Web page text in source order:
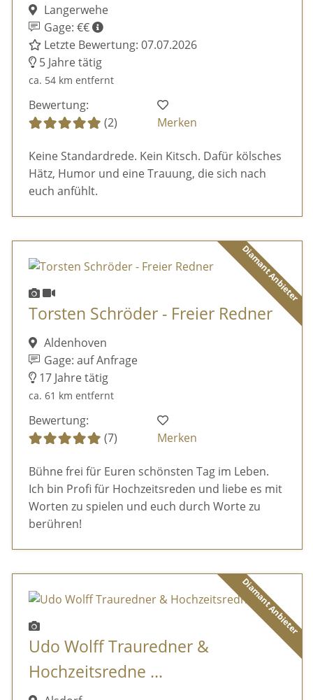
Langerwehe
Gage: €€
Letzte Bewertung: 07.07.2026
5 Jahre tätig
ca. 54 km entfernt
Bewertung:
(2)
Merken
Keine Standardrede. Kein Kitsch. Dafür kölsches
Hätz, Humor und eine Trauung, die sich nach
euch anfühlt.
Diamant Anbieter
Torsten Schröder - Freier Redner
Aldenhoven
Gage: auf Anfrage
17 Jahre tätig
ca. 61 km entfernt
Bewertung:
(7)
Merken
Bühne frei für Euren schönsten Tag im Leben.
Ich bin Profi für Hochzeitsreden und liebe es mit
Worten zu spielen und euch durch Worte zu
berühren!
Diamant Anbieter
Udo Wolff Trauredner &
Hochzeitsredne ...